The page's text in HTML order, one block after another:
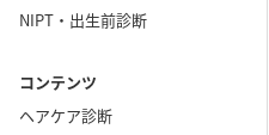
NIPT・出生前診断
コンテンツ
ヘアケア診断